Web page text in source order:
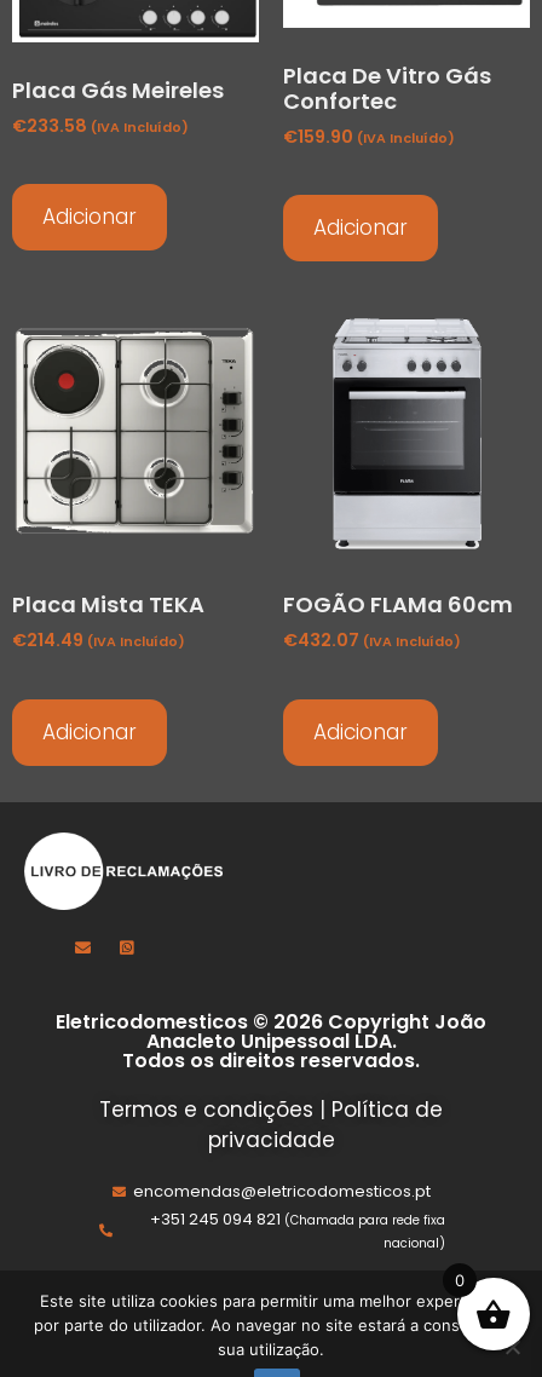
Placa Gás Meireles
€233.58 (IVA Incluído)
Adicionar
Placa De Vitro Gás
Confortec
€159.90 (IVA Incluído)
Adicionar
Placa Mista TEKA
€214.49 (IVA Incluído)
Adicionar
FOGÃO FLAMa 60cm
€432.07 (IVA Incluído)
Adicionar
Eletricodomesticos © 2026 Copyright João
Anacleto Unipessoal LDA.
Todos os direitos reservados.
Termos e condições
Política de
privacidade
encomendas@eletricodomesticos.pt
+351 245 094 821 (Chamada para rede fixa
nacional)
0
Este site utiliza cookies para permitir uma melhor experiência
por parte do utilizador. Ao navegar no site estará a consentir a
sua utilização.